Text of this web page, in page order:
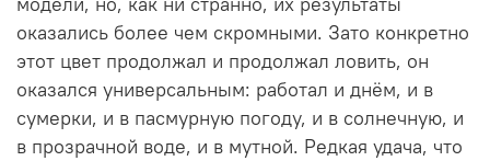
оказались более чем скромными. Зато конкретно
этот цвет продолжал и продолжал ловить, он
оказался универсальным: работал и днём, и в
сумерки, и в пасмурную погоду, и в солнечную, и
в прозрачной воде, и в мутной. Редкая удача, что